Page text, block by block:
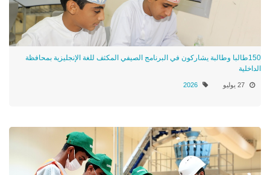
150طالبا وطالبة يشاركون في البرنامج الصيفي المكثف للغة الإنجليزية بمحافظة
الداخلية
27 يوليو 2026